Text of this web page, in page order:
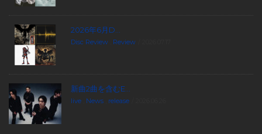
2026年6月D...
Disc Review Review
新曲2曲を含むE...
live News release